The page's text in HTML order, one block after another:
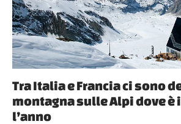
Tra Italia e Francia ci sono
montagna sulle Alpi dove
l’anno